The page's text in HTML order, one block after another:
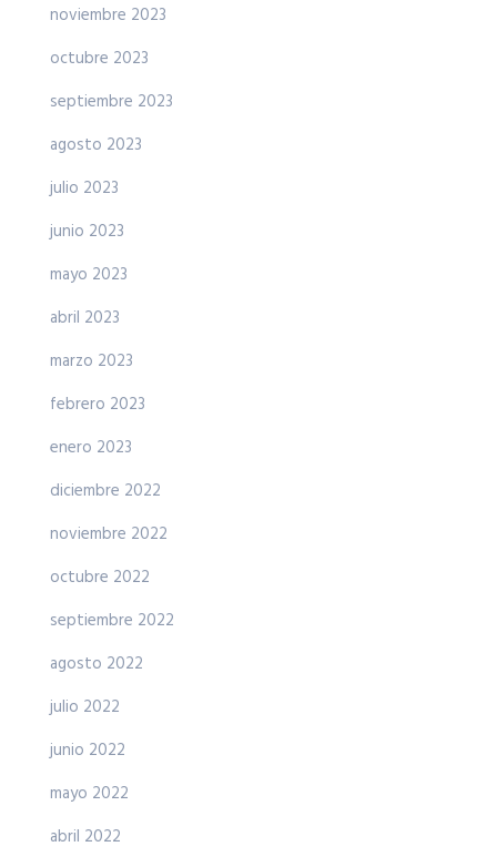
noviembre 2023
octubre 2023
septiembre 2023
agosto 2023
julio 2023
junio 2023
mayo 2023
abril 2023
marzo 2023
febrero 2023
enero 2023
diciembre 2022
noviembre 2022
octubre 2022
septiembre 2022
agosto 2022
julio 2022
junio 2022
mayo 2022
abril 2022